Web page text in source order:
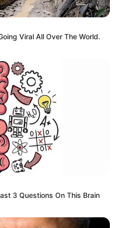
en esa localidad.
EN GOOGLE NEWS
MOTOCICLETA
las noticias que le
notificaciones de Alerta.
Viral All Over The World.
3 Questions On This Brain